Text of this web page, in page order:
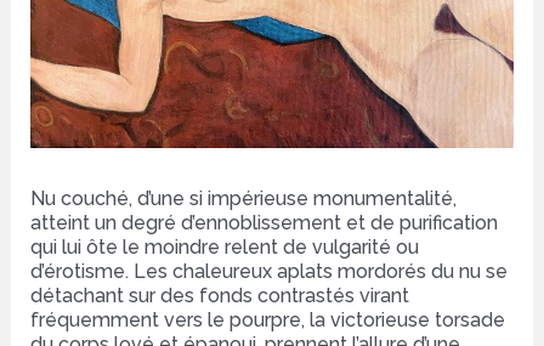
Nu couché, d’une si impérieuse monumentalité,
atteint un degré d’ennoblissement et de purification
qui lui ôte le moindre relent de vulgarité ou
d’érotisme. Les chaleureux aplats mordorés du nu se
détachant sur des fonds contrastés virant
fréquemment vers le pourpre, la victorieuse torsade